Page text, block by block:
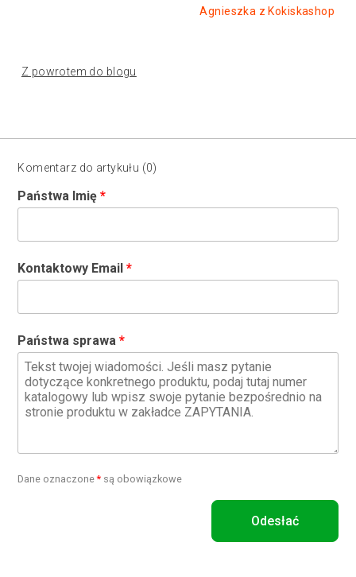
Agnieszka z Kokiskashop
Z powrotem do blogu
Komentarz do artykułu (0)
Państwa Imię
Kontaktowy Email
Państwa sprawa
Dane oznaczone* są obowiązkowe
Odesłać